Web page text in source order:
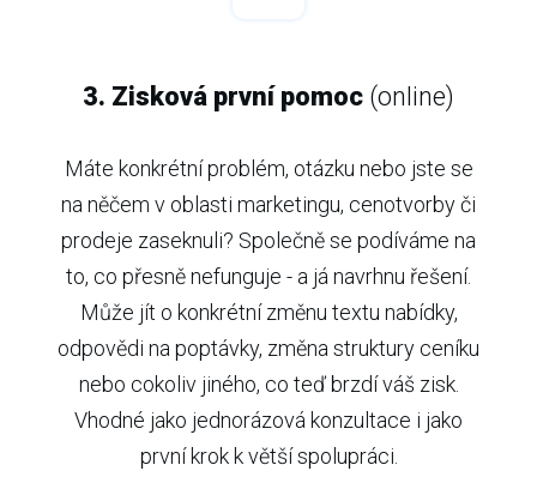
3. Zisková první pomoc (online)
Máte konkrétní problém, otázku nebo jste se
na něčem v oblasti marketingu, cenotvorby či
prodeje zaseknuli? Společně se podíváme na
to, co přesně nefunguje - a já navrhnu řešení.
Může jít o konkrétní změnu textu nabídky,
odpovědi na poptávky, změna struktury ceníku
nebo cokoliv jiného, co teď brzdí váš zisk.
Vhodné jako jednorázová konzultace i jako
první krok k větší spolupráci.